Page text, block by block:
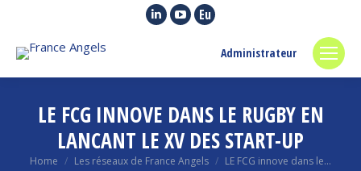
Linkedin
in
window
YouTube
in
window
Euroquity
opens
in
window
Administrateur
LE FCG INNOVE DANS LE RUGBY EN
LANCANT LE XV DES START-UP
You are here:
Home Les réseaux de France Angels LE FCG innove dans le…